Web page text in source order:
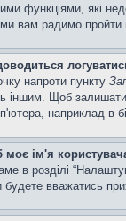
функціями, які
вам радимо пройти
напроти пункту
іншим. Щоб
наприклад в
ім'я
в розділі
вважатись